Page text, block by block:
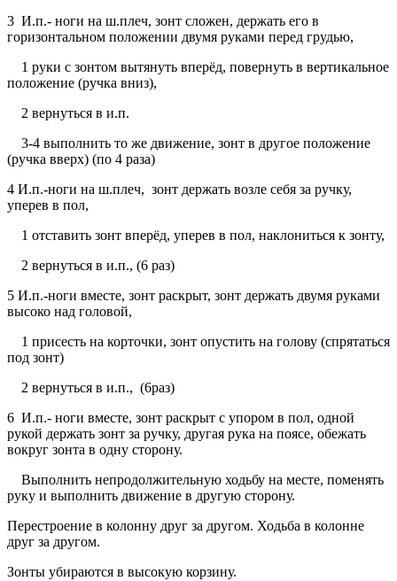
3 И.п.- ноги на ш.плеч, зонт сложен, держать его в
горизонтальном положении двумя руками перед грудью,
1 руки с зонтом вытянуть вперёд, повернуть в вертикальное
положение (ручка вниз),
2 вернуться в и.п.
3-4 выполнить то же движение, зонт в другое положение
(ручка вверх) (по 4 раза)
4 И.п.-ноги на ш.плеч, зонт держать возле себя за ручку,
уперев в пол,
1 отставить зонт вперёд, уперев в пол, наклониться к зонту,
2 вернуться в и.п., (6 раз)
5 И.п.-ноги вместе, зонт раскрыт, зонт держать двумя руками
высоко над головой,
1 присесть на корточки, зонт опустить на голову (спрятаться
под зонт)
2 вернуться в и.п., (6раз)
6 И.п.- ноги вместе, зонт раскрыт с упором в пол, одной
рукой держать зонт за ручку, другая рука на поясе, обежать
вокруг зонта в одну сторону.
Выполнить непродолжительную ходьбу на месте, поменять
руку и выполнить движение в другую сторону.
Перестроение в колонну друг за другом. Ходьба в колонне
друг за другом.
Зонты убираются в высокую корзину.